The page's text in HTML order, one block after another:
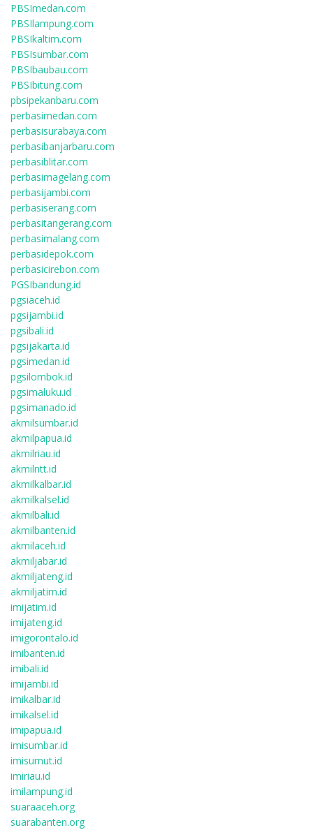
PBSImedan.com
PBSIlampung.com
PBSIkaltim.com
PBSIsumbar.com
PBSIbaubau.com
PBSIbitung.com
pbsipekanbaru.com
perbasimedan.com
perbasisurabaya.com
perbasibanjarbaru.com
perbasiblitar.com
perbasimagelang.com
perbasijambi.com
perbasiserang.com
perbasitangerang.com
perbasimalang.com
perbasidepok.com
perbasicirebon.com
PGSIbandung.id
pgsiaceh.id
pgsijambi.id
pgsibali.id
pgsijakarta.id
pgsimedan.id
pgsilombok.id
pgsimaluku.id
pgsimanado.id
akmilsumbar.id
akmilpapua.id
akmilriau.id
akmilntt.id
akmilkalbar.id
akmilkalsel.id
akmilbali.id
akmilbanten.id
akmilaceh.id
akmiljabar.id
akmiljateng.id
akmiljatim.id
imijatim.id
imijateng.id
imigorontalo.id
imibanten.id
imibali.id
imijambi.id
imikalbar.id
imikalsel.id
imipapua.id
imisumbar.id
imisumut.id
imiriau.id
imilampung.id
suaraaceh.org
suarabanten.org